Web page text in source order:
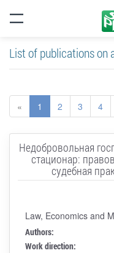
List of publications on
« 1 2 3 4
Недобровольная
стационар:
судебная
Law, Economics and
Authors:
Work direction: